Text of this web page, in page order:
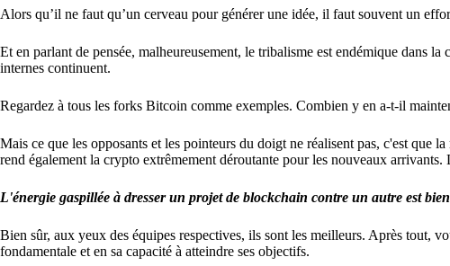
Alors qu’il ne faut qu’un cerveau pour générer une idée, il faut souvent un
Et en parlant de pensée, malheureusement, le tribalisme est endémique dans
internes continuent.
Regardez à tous les forks Bitcoin comme exemples. Combien y en a-t-il
Mais ce que les opposants et les pointeurs du doigt ne réalisent pas, c'est que
rend également la crypto extrêmement déroutante pour les nouveaux
L'énergie gaspillée à dresser un projet de blockchain contre un autre est
Bien sûr, aux yeux des équipes respectives, ils sont les meilleurs. Après tout,
fondamentale et en sa capacité à atteindre ses objectifs.